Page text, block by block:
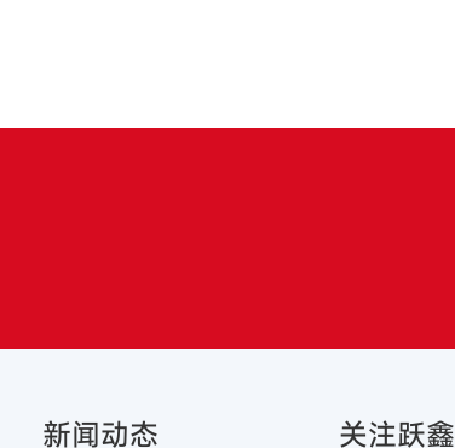
新闻动态 关注跃鑫